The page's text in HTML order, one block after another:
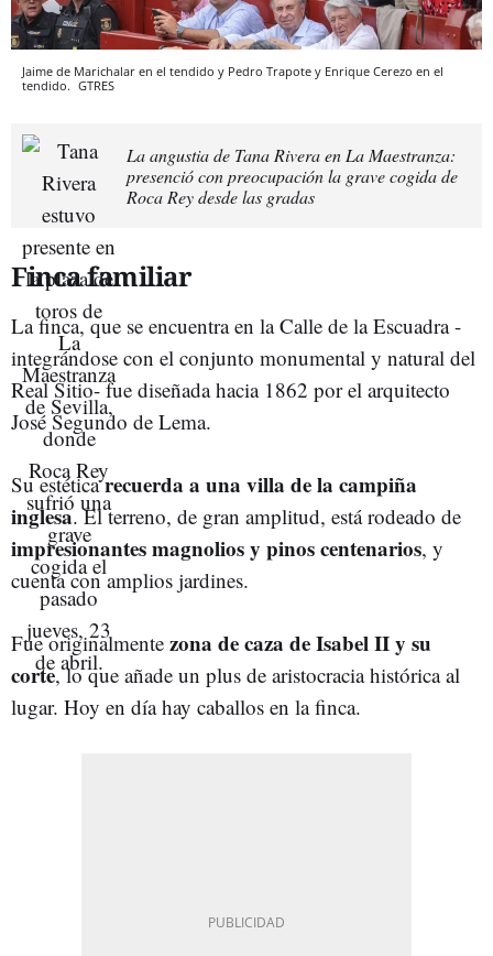
Jaime de Marichalar en el tendido y Pedro Trapote y Enrique Cerezo en el
tendido. GTRES
La angustia de Tana Rivera en La Maestranza:
presenció con preocupación la grave cogida de
Roca Rey desde las gradas
Finca familiar
La finca, que se encuentra en la Calle de la Escuadra -
integrándose con el conjunto monumental y natural del
Real Sitio- fue diseñada hacia 1862 por el arquitecto
José Segundo de Lema.
Su estéticarecuerda a una villa de la campiña
inglesa. El terreno, de gran amplitud, está rodeado de
impresionantes magnolios y pinos centenarios, y
cuenta con amplios jardines.
Fue originalmente zona de caza de Isabel II y su
corte, lo que añade un plus de aristocracia histórica al
lugar. Hoy en día hay caballos en la finca.